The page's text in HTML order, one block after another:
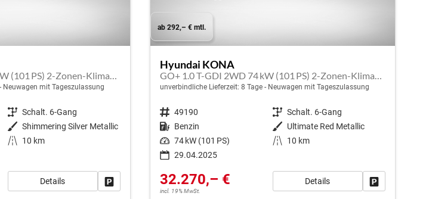
GO+ 1.0 T-GDI 2WD 74 kW (101 PS) 2-Zonen-Klimaautomatik, Sitzheizung, Lenkradheizung, DAB, Android Auto, Apple CarPlay, Navigationssystem, Induktionsladestation, LED-Scheinwerfer, 18 Zoll Leichtmetallfelgen, uvm
Neuwagen mit Tageszulassung
Getriebe Schalt. 6-Gang
Außenfarbe Shimmering Silver Metallic
Kilometerstand
10 km
Details Fahrzeug parken
ab 292,– € mtl.
Hyundai KONA
GO+ 1.0 T-GDI 2WD 74 kW (101 PS) 2-Zonen-Klimaautomatik, Sitzheizung, Lenkradheizung, DAB, Android Auto, Apple CarPlay, Navigationssystem, Induktionsladestation, LED-Scheinwerfer, 18 Zoll Leichtmetallfelgen, uvm
unverbindliche Lieferzeit: 8 Tage Neuwagen mit Tageszulassung
Fahrzeugnr. 49190 Getriebe Schalt. 6-Gang
Kraftstoff Benzin Außenfarbe Ultimate Red Metallic
Leistung 74 kW (101 PS) Kilometerstand
10 km
29.04.2025
32.270,– €
incl. 19% MwSt.
Details